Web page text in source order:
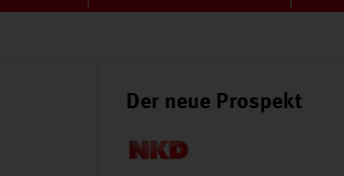
Der neue Prospekt